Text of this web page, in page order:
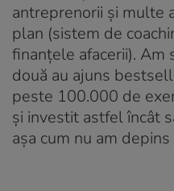
antreprenorii și multe
plan (sistem de
finanțele afacerii). Am
două au ajuns
peste 100.000 de
și investit astfel încât
așa cum nu am depins